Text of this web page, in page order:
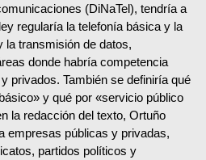
(DiNaTel), tendría a
regularía la telefonía básica y la
la transmisión de datos,
donde habría competencia
privados. También se definiría qué
y qué por «servicio público
la redacción del texto, Ortuño
empresas públicas y privadas,
partidos políticos y